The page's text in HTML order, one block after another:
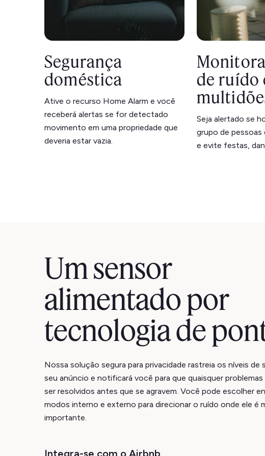
Segurança
doméstica
Ative o recurso Home Alarm e você
receberá alertas se for detectado
movimento em uma propriedade que
deveria estar vazia.
de ruído
Seja alertado se
grupo de pessoas
e evite festas,
Um sensor
alimentado por
tecnologia de
Nossa solução segura para privacidade rastreia os níveis de
seu anúncio e notificará você para que quaisquer problemas
ser resolvidos antes que se agravem. Você pode escolher
modos interno e externo para direcionar o ruído onde ele é
importante.
Integra-se com o Airbnb